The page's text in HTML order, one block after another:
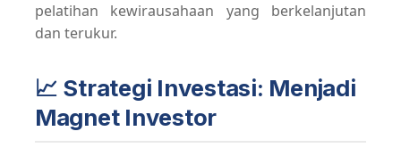
pelatihan kewirausahaan yang berkelanjutan
dan terukur.
📈 Strategi Investasi: Menjadi
Magnet Investor